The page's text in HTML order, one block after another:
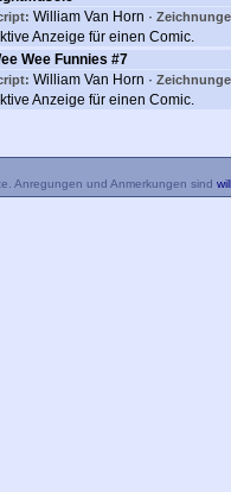
William Van Horn ·
Anzeige für einen Comic.
Wee Funnies #7
William Van Horn ·
Anzeige für einen Comic.
Anregungen und Anmerkungen sind